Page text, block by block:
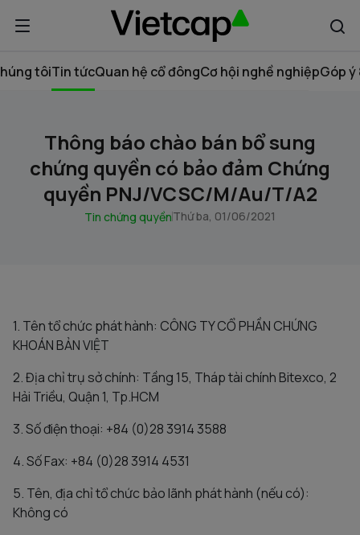
tôiTin tứcQuan hệ cổ đôngCơ hội nghề nghiệpGóp ý
Thông báo chào bán bổ sung
chứng quyền có bảo đảm Chứng
quyền PNJ/VCSC/M/Au/T/A2
Tin chứng quyềnThứ ba, 01/06/2021
1. Tên tổ chức phát hành: CÔNG TY CỔ PHẦN CHỨNG
KHOÁN BẢN VIỆT
2. Địa chỉ trụ sở chính: Tầng 15, Tháp tài chính Bitexco, 2
Hải Triều, Quận 1, Tp.HCM
3. Số điện thoại: +84 (0)28 3914 3588
4. Số Fax: +84 (0)28 3914 4531
5. Tên, địa chỉ tổ chức bảo lãnh phát hành (nếu có):
Không có